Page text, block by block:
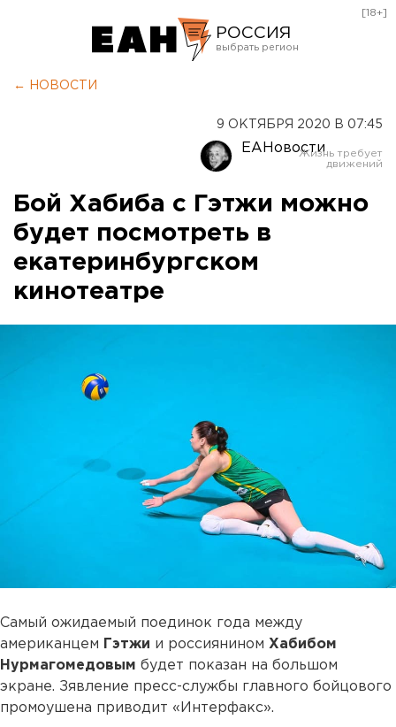
РОССИЯ
Оренбург
[18+]
← НОВОСТИ
9 ОКТЯБРЯ 2020 В 07:45
ЕАНовости
Бой Хабиба с Гэтжи можно
будет посмотреть в
екатеринбургском
кинотеатре
Самый ожидаемый поединок года между
американцем
Гэтжи и россиянином Хабибом
Нурмагомедовым будет показан на большом
экране. Зявление пресс-службы главного бойцового
промоушена приводит «Интерфакс».